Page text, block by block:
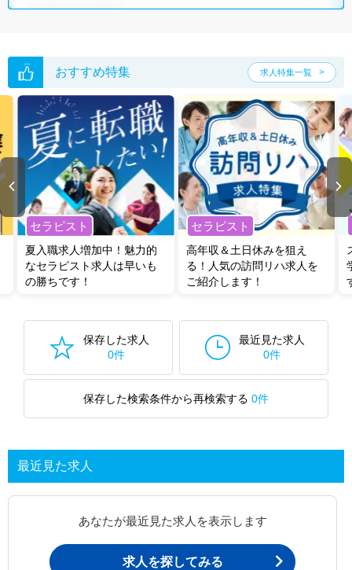
ご希望条件がまだ定まっていない方は人気の希望条件をピックアップし
い。
おすすめ特集 求人特集一覧
セラピスト
夏入職求人増加中！魅力的
なセラピスト求人は早いも
の勝ちです！
セラピスト
高年収＆土日休みを狙え
る！人気の訪問リハ求人を
ご紹介します！
保存した求人
0件
最近見た求人
0件
保存した検索条件から再検索する 0件
最近見た求人
あなたが最近見た求人を表示します
求人を探してみる